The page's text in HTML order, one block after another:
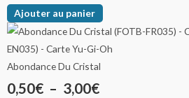
Ajouter au panier
Abondance Du Cristal
0,50€ – 3,00€